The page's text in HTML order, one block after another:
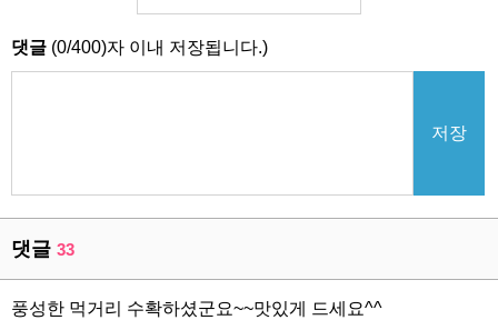
댓글 (0/400)자 이내 저장됩니다.)
저장
댓글 33
풍성한 먹거리 수확하셨군요~~맛있게 드세요^^